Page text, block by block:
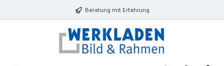
Beratung mit Erfahrung